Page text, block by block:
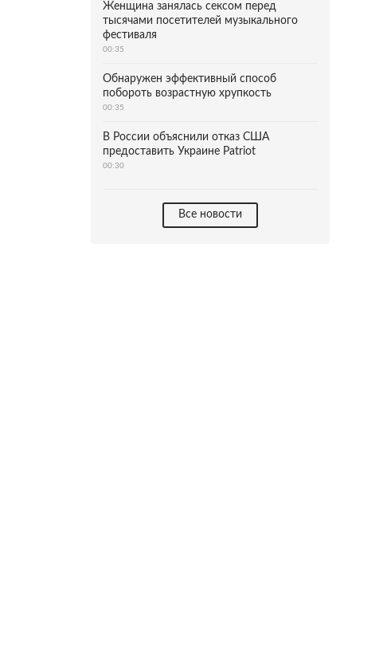
Женщина занялась сексом перед
тысячами посетителей музыкального
фестиваля
00:35
Обнаружен эффективный способ
побороть возрастную хрупкость
00:35
В России объяснили отказ США
предоставить Украине Patriot
00:30
Все новости